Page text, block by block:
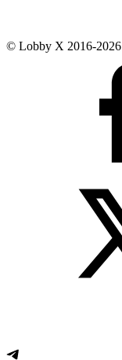
© Lobby X 2016-2026